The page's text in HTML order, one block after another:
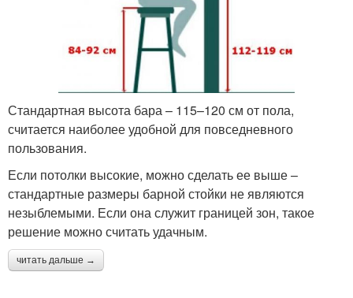
Стандартная высота бара – 115–120 см от пола,
считается наиболее удобной для повседневного
пользования.
Если потолки высокие, можно сделать ее выше –
стандартные размеры барной стойки не являются
незыблемыми. Если она служит границей зон, такое
решение можно считать удачным.
читать дальше →